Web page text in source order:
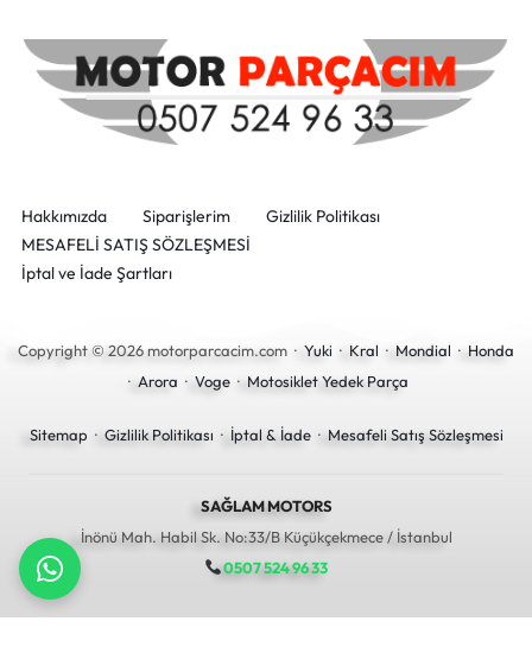
Hakkımızda Siparişlerim
Gizlilik Politikası
MESAFELİ SATIŞ SÖZLEŞMESİ
İptal ve İade Şartları
Copyright © 2026 motorparcacim.com · Yuki · Kral · Mondial · Honda
· Arora · Voge· Motosiklet Yedek Parça
Sitemap · Gizlilik Politikası · İptal & İade· Mesafeli Satış Sözleşmesi
SAĞLAM MOTORS
İnönü Mah. Habil Sk. No:33/B Küçükçekmece / İstanbul
0507 524 96 33